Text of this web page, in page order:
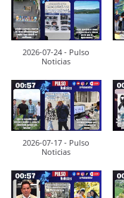
2026-07-24 - Pulso
Noticias
2026-07-17 - Pulso
Noticias